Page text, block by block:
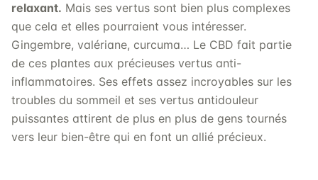
relaxant. Mais ses vertus sont bien plus complexes
que cela et elles pourraient vous intéresser.
Gingembre, valériane, curcuma… Le CBD fait partie
de ces plantes aux précieuses vertus anti-
inflammatoires. Ses effets assez incroyables sur les
troubles du sommeil et ses vertus antidouleur
puissantes attirent de plus en plus de gens tournés
vers leur bien-être qui en font un allié précieux.